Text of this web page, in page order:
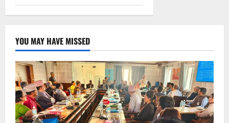
YOU MAY HAVE MISSED